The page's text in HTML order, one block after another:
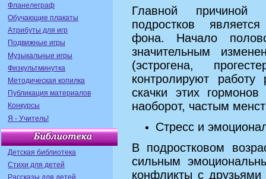
Фланелеграф
Обучающие плакаты
Атрибуты для игр
Подвижные игры
Музыкальные игры
Физкультминутка
Методическая копилка
Публикация материалов
Конкурсы
Я - Учитель!
Детская библиотека
Стихи для детей
Рассказы для детей
Главной причиной
подростков
фона. Начало
значительным
(эстрогена,
контролируют работу
скачки этих
наоборот, частым
Стресс и
В подростковом
сильным
конфликты с